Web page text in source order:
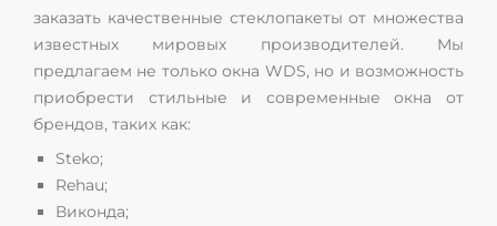
заказать качественные стеклопакеты от множества
известных мировых производителей. Мы
предлагаем не только окна WDS, но и возможность
приобрести стильные и современные окна от
брендов, таких как:
Steko;
Rehau;
Виконда;